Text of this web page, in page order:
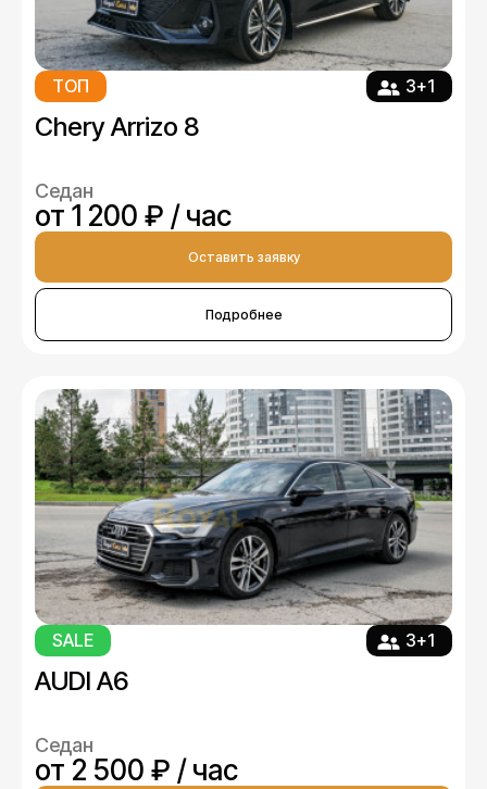
ТОП 3+1
Chery Arrizo 8
Седан
от 1 200 ₽ / час
Оставить заявку
Подробнее
SALE 3+1
AUDI A6
Седан
от 2 500 ₽ / час